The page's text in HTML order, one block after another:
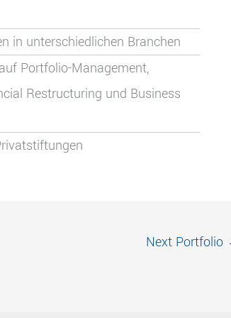
in unterschiedlichen Branchen
Portfolio-Management,
Restructuring und Business
Next Portfolio